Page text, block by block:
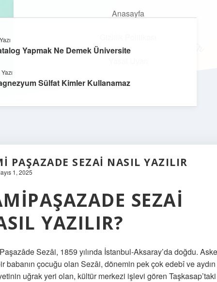
Anasayfa
aç
PAŞAZADE SEZAI NASIL YAZILIR
1, 2025
SEZAI
YAZILIR?
Sezâi, 1859 yılında İstanbul-Aksaray’da doğdu.
babanın çocuğu olan Sezâi, dönemin pek çok edebî ve aydın
uğrak yeri olan, kültür merkezi işlevi gören Taşkasap’taki
Yapmak Ne Demek Üniversite
Sülfat Kimler Kullanamaz